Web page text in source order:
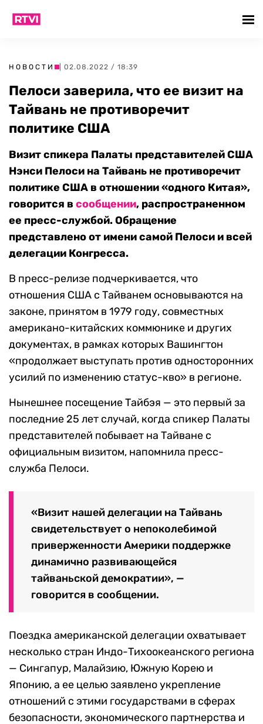
НОВОСТИ | 02.08.2022 / 18:39
Пелоси заверила, что ее визит на
Тайвань не противоречит
политике США
Визит спикера Палаты представителей США
Нэнси Пелоси на Тайвань не противоречит
политике США в отношении «одного Китая»,
говорится в сообщении, распространенном
ее пресс-службой. Обращение
представлено от имени самой Пелоси и всей
делегации Конгресса.
В пресс-релизе подчеркивается, что
отношения США с Тайванем основываются на
законе, принятом в 1979 году, совместных
американо-китайских коммюнике и других
документах, в рамках которых Вашингтон
«продолжает выступать против односторонних
усилий по изменению статус-кво» в регионе.
Нынешнее посещение Тайбэя — это первый за
последние 25 лет случай, когда спикер Палаты
представителей побывает на Тайване с
официальным визитом, напомнила пресс-
служба Пелоси.
«Визит нашей делегации на Тайвань
свидетельствует о непоколебимой
приверженности Америки поддержке
динамично развивающейся
тайваньской демократии», —
говорится в сообщении.
Поездка американской делегации охватывает
несколько стран Индо-Тихоокеанского региона
— Сингапур, Малайзию, Южную Корею и
Японию, а ее целью заявлено укрепление
отношений с этими государствами в сферах
безопасности, экономического партнерства и